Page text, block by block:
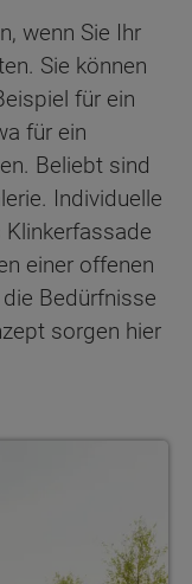
wenn Sie Ihr
Sie können
für ein
für ein
Beliebt sind
Individuelle
einer offenen
Bedürfnisse
sorgen hier